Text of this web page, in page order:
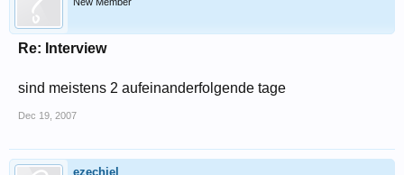
Re: Interview
sind meistens 2 aufeinanderfolgende tage
Dec 19, 2007
ezechiel